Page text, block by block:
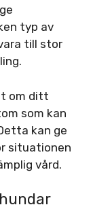
typ av
till stor
om ditt
som kan
kan ge
situationen
vård.